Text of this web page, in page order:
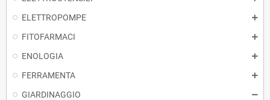
ELETTROPOMPE
FITOFARMACI
ENOLOGIA
FERRAMENTA
GIARDINAGGIO